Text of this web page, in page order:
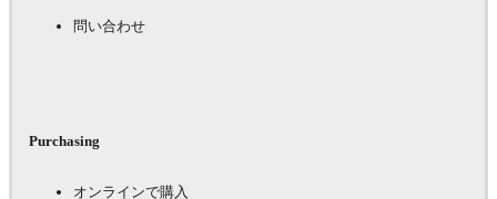
問い合わせ
Purchasing
オンラインで購入